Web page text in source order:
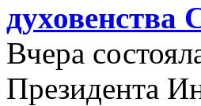
духовенства
Вчера
Президента